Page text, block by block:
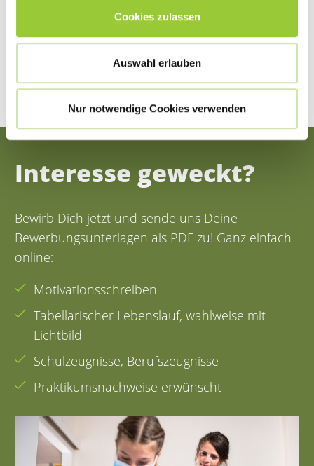
Cookies zulassen
Auswahl erlauben
Nur notwendige Cookies verwenden
Interesse geweckt?
Bewirb Dich jetzt und sende uns Deine
Bewerbungsunterlagen als PDF zu! Ganz einfach
online:
Motivationsschreiben
Tabellarischer Lebenslauf, wahlweise mit
Lichtbild
Schulzeugnisse, Berufszeugnisse
Praktikumsnachweise erwünscht